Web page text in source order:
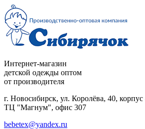
Интернет-магазин
детской одежды оптом
от производителя
г. Новосибирск, ул. Королёва, 40,
ТЦ "Магнум", офис 307
bebetex@yandex.ru